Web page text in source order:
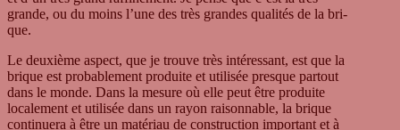
grande, ou du moins l’une des très gran­des qua­li­tés de la bri­
que.
Le deu­xième aspect, que je trouve très inté­res­sant, est que la
bri­que est pro­ba­blem­ent pro­duite et uti­li­sée pres­que par­tout
dans le monde. Dans la mesure où elle peut être pro­duite
loca­le­ment et uti­li­sée dans un rayon rai­sonnable, la bri­que
con­tin­uera à être un maté­riau de cons­truc­tion important et à